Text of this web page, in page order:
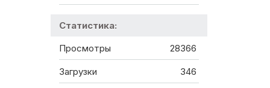
Статистика:
Просмотры 28366
Загрузки 346